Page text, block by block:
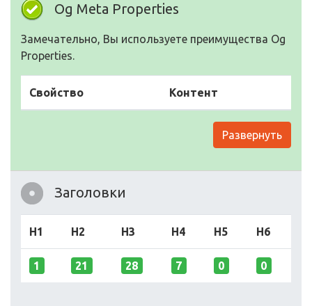
Og Meta Properties
Замечательно, Вы используете преимущества Og
Properties.
Свойство Контент
Развернуть
Заголовки
H1 H2 H3 H4 H5 H6
1 21 28 7 0 0